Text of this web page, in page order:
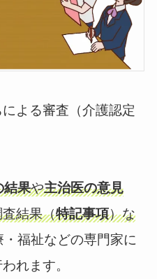
よる審査（介護認定
結果や主治医の意見
結果（特記事項）な
福祉などの専門家に
れます。